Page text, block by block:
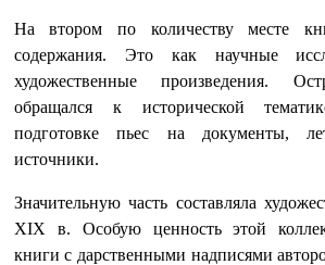
На втором по количеству месте
содержания. Это как научные
художественные произведения.
обращался к исторической
подготовке пьес на документы,
источники.
Значительную часть составляла
XIX в. Особую ценность этой
книги с дарственными надписями